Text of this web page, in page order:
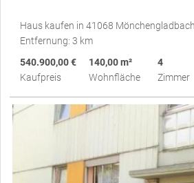
Haus kaufen in 41068 Mönchengladbach
Entfernung: 3 km
540.900,00 €
Kaufpreis
140,00 m²
Wohnfläche
4
Zimmer